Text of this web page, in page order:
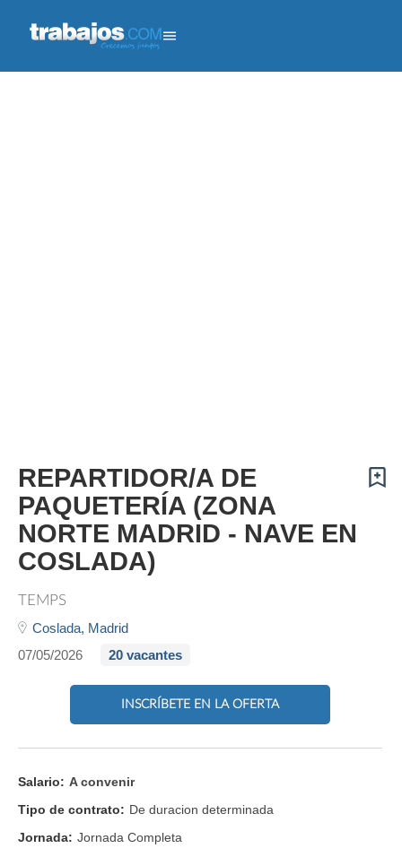
REPARTIDOR/A DE
PAQUETERÍA (ZONA
NORTE MADRID - NAVE EN
COSLADA)
TEMPS
Coslada, Madrid
07/05/2026
20 vacantes
INSCRÍBETE EN LA OFERTA
Salario: A convenir
Tipo de contrato: De duracion determinada
Jornada: Jornada Completa